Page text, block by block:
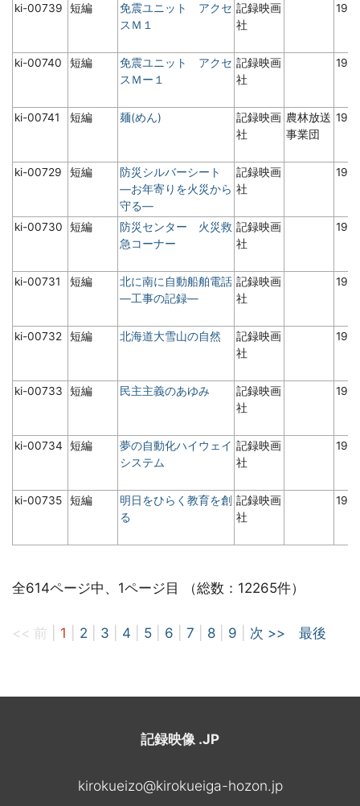
ki-00739 短編
免震ユニット アクセ
スＭ１
記録映画
社
ki-00740 短編
免震ユニット アクセ
スＭー１
記録映画
社
ki-00741 短編 麺(めん)
記録映画
社
農林放送
事業団
ki-00729 短編
防災シルバーシート
―お年寄りを火災から
守る―
記録映画
社
ki-00730 短編
防災センター 火災救
急コーナー
記録映画
社
ki-00731 短編
北に南に自動船舶電話
―工事の記録―
記録映画
社
ki-00732 短編 北海道大雪山の自然
記録映画
社
ki-00733 短編 民主主義のあゆみ
記録映画
社
ki-00734 短編
夢の自動化ハイウェイ
システム
記録映画
社
ki-00735 短編
明日をひらく教育を創
る
記録映画
社
全614ページ中、1ページ目 （総数：12265件）
<< 前 1 2 3 4 5 6 7 8 9 次 >> 最後
記録映像 .JP
kirokueizo@kirokueiga-hozon.jp